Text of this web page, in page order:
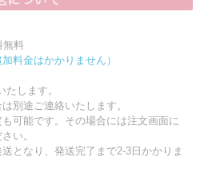
無料
料金はかかりません）
します。
別途ご連絡いたします。
可能です。その場合には注文画面に
い。
となり、発送完了まで2-3日かかりま